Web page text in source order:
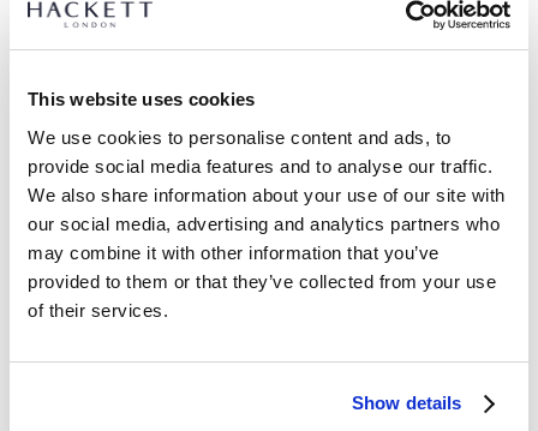
This website uses cookies
We use cookies to personalise content and ads, to
provide social media features and to analyse our traffic.
We also share information about your use of our site with
our social media, advertising and analytics partners who
may combine it with other information that you’ve
provided to them or that they’ve collected from your use
of their services.
Show details
XS S
L’altezza del modello è di:1.89 m
DETTAGLI PRODOTTO
HM3010686
- Hackett Heritage
- Collo Bompton con Abbottonatura Applicata e Passante
- Riga a Contrasto all'Interno del Collo e del Polsino
SPEDIZIONE E RESI
Spedizione e restituzione gratuite
Consegna gratuita Click & Collect in negozio in 1-2 giorni